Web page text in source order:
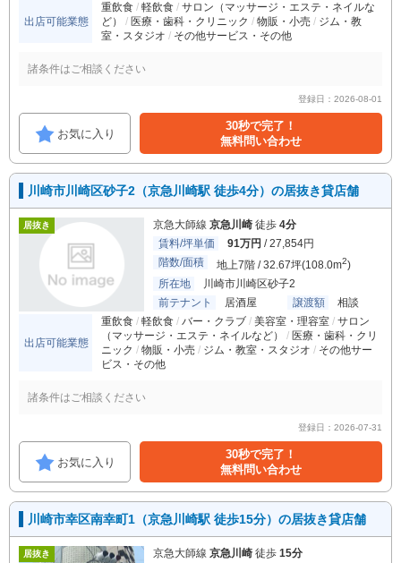
出店可能業態
重飲食 軽飲食
サロン（マッサージ・エステ・ネイルな
ど）
医療・歯科・クリニック 物販・小売
ジム・教
室・スタジオ
その他サービス・その他
諸条件はご相談ください
登録日：2026-08-01
お気に入り
30秒で完了！
無料問い合わせ
川崎市川崎区砂子2（京急川崎駅 徒歩4分）の居抜き貸店舗
居抜き 京急大師線 京急川崎 徒歩 4分
賃料/坪単価
91万円 / 27,854円
階数/面積
地上7階 / 32.67坪(108.0m2)
所在地
川崎市川崎区砂子2
前テナント
居酒屋 譲渡額 相談
出店可能業態
重飲食 軽飲食 バー・クラブ 美容室・理容室
サロン
（マッサージ・エステ・ネイルなど）
医療・歯科・クリ
ニック
物販・小売 ジム・教室・スタジオ
その他サー
ビス・その他
諸条件はご相談ください
登録日：2026-07-31
お気に入り
30秒で完了！
無料問い合わせ
川崎市幸区南幸町1（京急川崎駅 徒歩15分）の居抜き貸店舗
居抜き 京急大師線 京急川崎 徒歩 15分